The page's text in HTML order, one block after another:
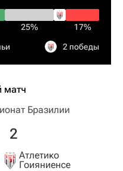
25% 17%
2 победы
матч
Бразилии
2
Атлетико
Гоияниенсе